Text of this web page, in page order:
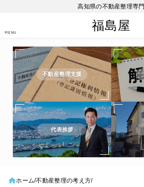
高知県の不動産整理専門
福島屋
MENU
不動産整理支援
代表挨拶
ホーム 不動産整理の考え方